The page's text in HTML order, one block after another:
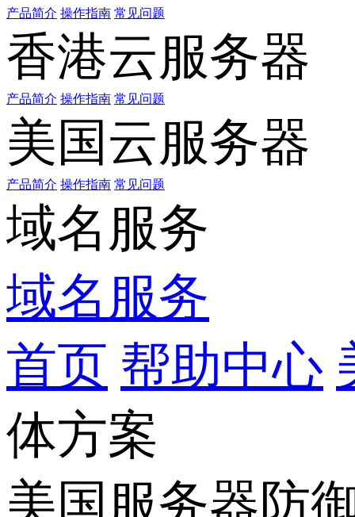
产品简介 操作指南 常见问题
香港云服务器
产品简介 操作指南 常见问题
美国云服务器
产品简介 操作指南 常见问题
域名服务
域名服务
首页 帮助中心
体方案
美国服务器防